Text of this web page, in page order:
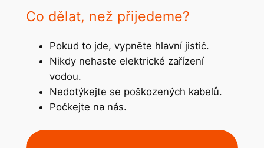
Co dělat, než přijedeme?
Pokud to jde, vypněte hlavní jistič.
Nikdy nehaste elektrické zařízení
vodou.
Nedotýkejte se poškozených kabelů.
Počkejte na nás.